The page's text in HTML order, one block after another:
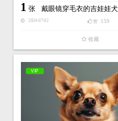
1 张 戴眼镜穿毛衣的吉娃娃犬
2024-07-02 赞 159
收藏
VIP